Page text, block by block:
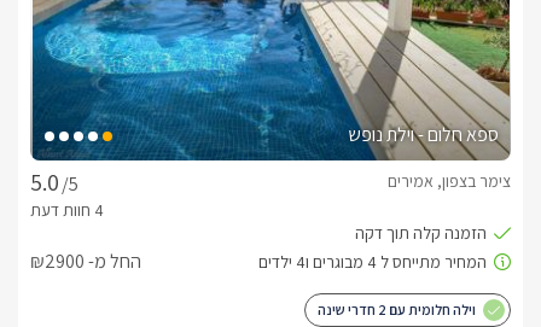
ספא חלום - וילת נופש
/5
צימר בצפון, אמירים
החל מ- ₪2900
וילה חלומית עם 2 חדרי שינה